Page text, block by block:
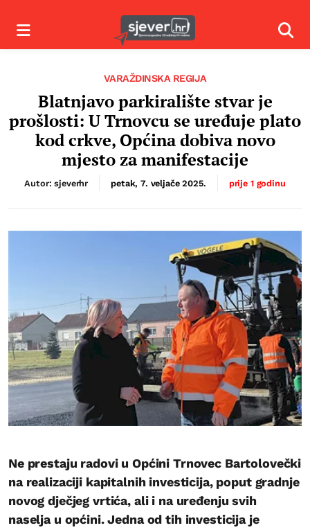
Izbornik
VARAŽDINSKA REGIJA
Blatnjavo parkiralište stvar je
prošlosti: U Trnovcu se uređuje plato
kod crkve, Općina dobiva novo
mjesto za manifestacije
Autor: sjeverhr petak, 7. veljače 2025. prije 1 godinu
Ne prestaju radovi u Općini Trnovec Bartolovečki
na realizaciji kapitalnih investicija, poput gradnje
novog dječjeg vrtića, ali i na uređenju svih
naselja u općini. Jedna od tih investicija je